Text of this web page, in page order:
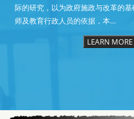
际的研究，以为政府施政与改革的
师及教育行政人员的依据，本...
LEARN MORE